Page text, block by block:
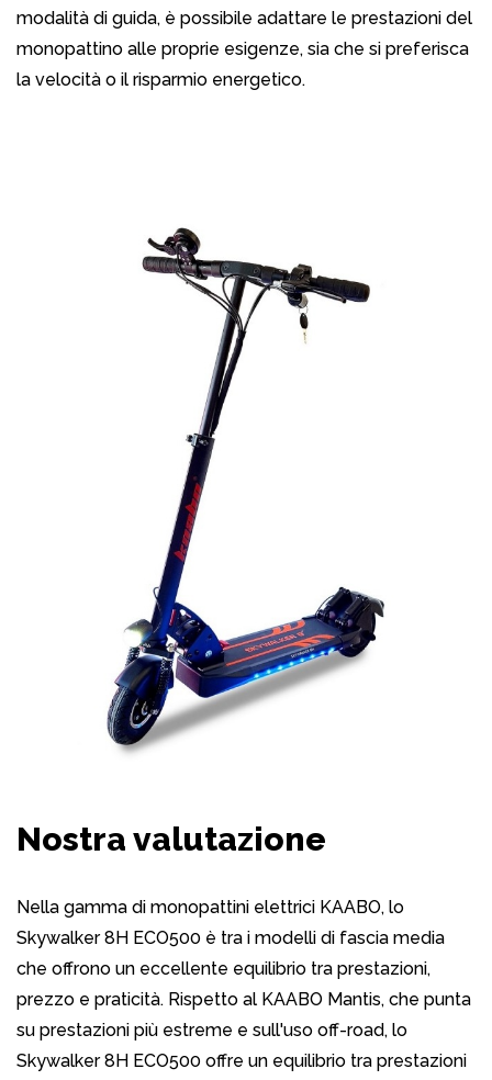
modalità di guida, è possibile adattare le prestazioni del
monopattino alle proprie esigenze, sia che si preferisca
la velocità o il risparmio energetico.
Nostra valutazione
Nella gamma di monopattini elettrici KAABO, lo
Skywalker 8H ECO500 è tra i modelli di fascia media
che offrono un eccellente equilibrio tra prestazioni,
prezzo e praticità. Rispetto al KAABO Mantis, che punta
su prestazioni più estreme e sull'uso off-road, lo
Skywalker 8H ECO500 offre un equilibrio tra prestazioni